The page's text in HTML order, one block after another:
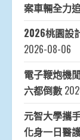
案車輛全力
2026桃園設
2026-08-06
電子鞭炮機
六都倒數
元智大學攜
化身一日醫